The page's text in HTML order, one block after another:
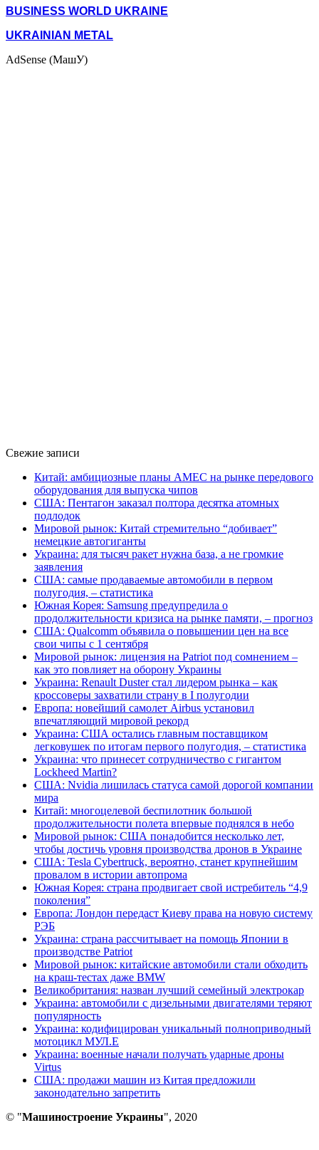
BUSINESS WORLD UKRAINE
UKRAINIAN METAL
AdSense (МашУ)
Свежие записи
Китай: амбициозные планы AMEC на рынке передового
оборудования для выпуска чипов
США: Пентагон заказал полтора десятка атомных
подлодок
Мировой рынок: Китай стремительно “добивает”
немецкие автогиганты
Украина: для тысяч ракет нужна база, а не громкие
заявления
США: самые продаваемые автомобили в первом
полугодия, – статистика
Южная Корея: Samsung предупредила о
продолжительности кризиса на рынке памяти, – прогноз
США: Qualcomm объявила о повышении цен на все
свои чипы с 1 сентября
Мировой рынок: лицензия на Patriot под сомнением –
как это повлияет на оборону Украины
Украина: Renault Duster стал лидером рынка – как
кроссоверы захватили страну в I полугодии
Европа: новейший самолет Airbus установил
впечатляющий мировой рекорд
Украина: США остались главным поставщиком
легковушек по итогам первого полугодия, – статистика
Украина: что принесет сотрудничество с гигантом
Lockheed Martin?
США: Nvidia лишилась статуса самой дорогой компании
мира
Китай: многоцелевой беспилотник большой
продолжительности полета впервые поднялся в небо
Мировой рынок: США понадобится несколько лет,
чтобы достичь уровня производства дронов в Украине
США: Tesla Cybertruck, вероятно, станет крупнейшим
провалом в истории автопрома
Южная Корея: страна продвигает свой истребитель “4,9
поколения”
Европа: Лондон передаст Киеву права на новую систему
РЭБ
Украина: страна рассчитывает на помощь Японии в
производстве Patriot
Мировой рынок: китайские автомобили стали обходить
на краш-тестах даже BMW
Великобритания: назван лучший семейный электрокар
Украина: автомобили с дизельными двигателями теряют
популярность
Украина: кодифицирован уникальный полноприводный
мотоцикл МУЛ.Е
Украина: военные начали получать ударные дроны
Virtus
США: продажи машин из Китая предложили
законодательно запретить
© "Машиностроение Украины", 2020